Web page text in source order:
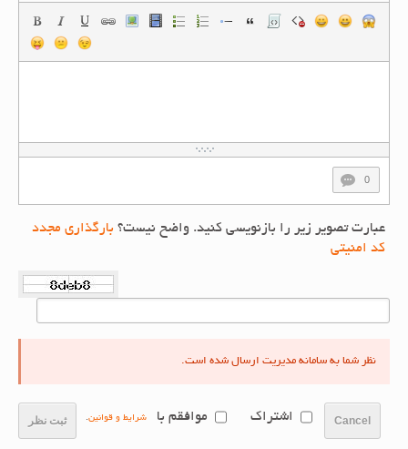
عبارت تصویر زیر را بازنویسی کنید. واضح نیست؟بارگذاری مجدد
کد امنیتی
نظر شما به سامانه مدیریت ارسال شده است.
ثبت نظر Cancel اشتراک موافقم با شرایط و قوانین.